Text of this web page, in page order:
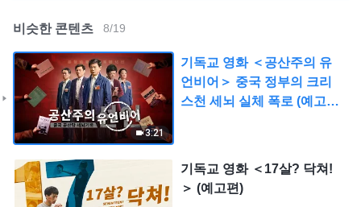
비슷한 콘텐츠 8/19
3:21
기독교 영화 ＜공산주의 유
언비어＞ 중국 정부의 크리
스천 세뇌 실체 폭로 (예고
기독교 영화 ＜17살? 닥쳐!
＞ (예고편)